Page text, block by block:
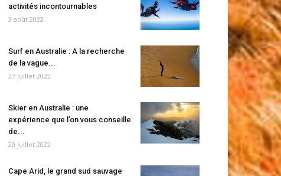
activités incontournables
3 août 2022
Surf en Australie : A la recherche
de la vague...
27 juillet 2022
Skier en Australie : une
expérience que l’on vous conseille
de...
20 juillet 2022
Cape Arid, le grand sud sauvage